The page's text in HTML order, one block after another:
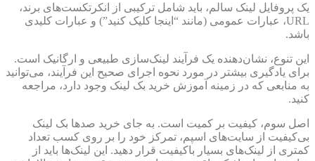
یک پروفایل لینک سالم، باید شامل ترکیبی از انکرتکست‌های برند،
URL، عبارات عمومی (مانند “اینجا کلیک کنید”) و عبارات کلیدی
باشد.
این تنوع، نشان‌دهنده یک فرآیند لینک‌سازی طبیعی و ارگانیک است.
برای یادگیری بیشتر در مورد نحوه اجرای صحیح این فرآیند، می‌توانید
به منابعی که در زمینه آموزش خرید بک لینک وجود دارد، مراجعه
کنید.
اصل سوم، کیفیت بر کمیت است. به جای خرید صدها بک لینک
بی‌کیفیت از سایت‌های اسپم، تمرکز خود را بر روی کسب تعداد
کمتری از لینک‌های بسیار باکیفیت قرار دهید. این لینک‌ها باید از